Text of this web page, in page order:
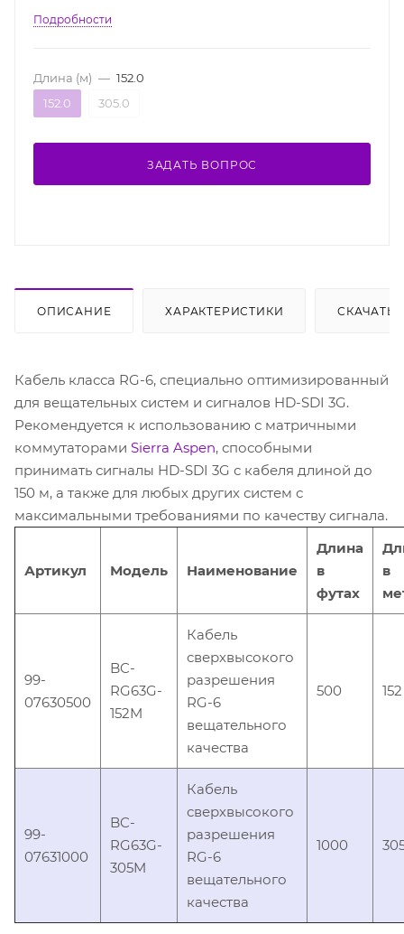
Подробности
Длина (м) — 152.0
152.0
305.0
ЗАДАТЬ ВОПРОС
ОПИСАНИЕ ХАРАКТЕРИСТИКИ СКАЧАТЬ
Кабель класса RG-6, специально оптимизированный
для вещательных систем и сигналов HD-SDI 3G.
Рекомендуется к использованию с матричными
коммутаторами Sierra Aspen, способными
принимать сигналы HD-SDI 3G с кабеля длиной до
150 м, а также для любых других систем с
максимальными требованиями по качеству сигнала.
Артикул Модель Наименование
Длина
в
футах
в
99-
07630500
BC-
RG63G-
152M
Кабель
сверхвысокого
разрешения
RG-6
вещательного
качества
500 152
99-
07631000
BC-
RG63G-
305M
Кабель
сверхвысокого
разрешения
RG-6
вещательного
качества
1000